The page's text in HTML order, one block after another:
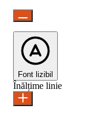
Font lizibil
Înălțime linie